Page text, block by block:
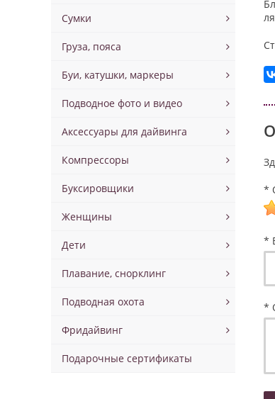
Сумки
Груза, пояса
Буи, катушки, маркеры
Подводное фото и видео
Аксессуары для дайвинга
Компрессоры
Буксировщики
Женщины
Дети
Плавание, снорклинг
Подводная охота
Фридайвинг
Подарочные сертификаты
*
*
*